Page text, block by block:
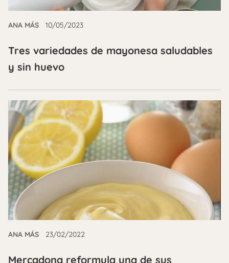
ANA MÁS 10/05/2023
Tres variedades de mayonesa saludables
y sin huevo
ANA MÁS 23/02/2022
Mercadona reformula una de sus